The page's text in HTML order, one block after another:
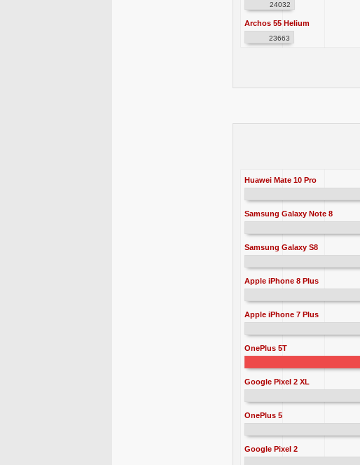
24032
Archos 55 Helium
23663
Huawei Mate 10 Pro
Samsung Galaxy Note 8
Samsung Galaxy S8
Apple iPhone 8 Plus
Apple iPhone 7 Plus
OnePlus 5T
Google Pixel 2 XL
OnePlus 5
Google Pixel 2